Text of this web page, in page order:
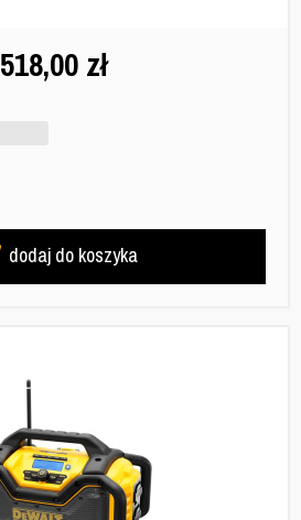
518,00 zł
dodaj do koszyka